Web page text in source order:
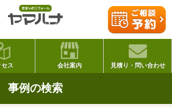
ス 会社案内 見積り・問い合わせ
事例の検索